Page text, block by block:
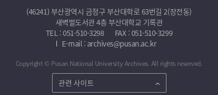
(46241) 부산광역시 금정구 부산대학로 63번길 2(장전동)
새벽벌도서관 4층 부산대학교 기록관
TEL : 051-510-3298
FAX : 051-510-3299
E-mail : archives@pusan.ac.kr
Copyright © Pusan National University Archives. All rights reserved.
관련 사이트